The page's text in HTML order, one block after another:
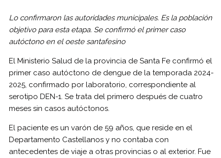
Lo confirmaron las autoridades municipales. Es la población
objetivo para esta etapa. Se confirmó el primer caso
autóctono en el oeste santafesino
El Ministerio Salud de la provincia de Santa Fe confirmó el
primer caso autóctono de dengue de la temporada 2024-
2025, confirmado por laboratorio, correspondiente al
serotipo DEN-1. Se trata del primero después de cuatro
meses sin casos autóctonos.
El paciente es un varón de 59 años, que reside en el
Departamento Castellanos y no contaba con
antecedentes de viaje a otras provincias o al exterior. Fue